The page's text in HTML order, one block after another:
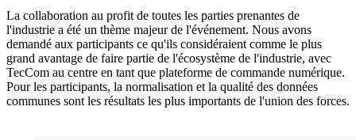
La collaboration au profit de toutes les parties prenantes de
l'industrie a été un thème majeur de l'événement. Nous avons
demandé aux participants ce qu'ils considéraient comme le plus
grand avantage de faire partie de l'écosystème de l'industrie, avec
TecCom au centre en tant que plateforme de commande numérique.
Pour les participants, la normalisation et la qualité des données
communes sont les résultats les plus importants de l'union des forces.